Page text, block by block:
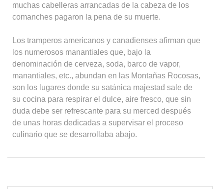
muchas cabelleras arrancadas de la cabeza de los
comanches pagaron la pena de su muerte.
Los tramperos americanos y canadienses afirman que
los numerosos manantiales que, bajo la
denominación de cerveza, soda, barco de vapor,
manantiales, etc., abundan en las Montañas Rocosas,
son los lugares donde su satánica majestad sale de
su cocina para respirar el dulce, aire fresco, que sin
duda debe ser refrescante para su merced después
de unas horas dedicadas a supervisar el proceso
culinario que se desarrollaba abajo.